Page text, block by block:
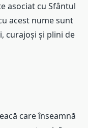
asociat cu Sfântul
acest nume sunt
curajoși și plini de
care înseamnă